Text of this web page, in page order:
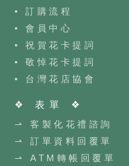
• 訂購流程
• 會員中心
• 祝賀花卡提詞
• 敬悼花卡提詞
• 台灣花店協會
❖ 表單 ❖
⇀ 客製化花禮諮詢
⇀ 訂單資料回覆單
⇀ ATM轉帳回覆單